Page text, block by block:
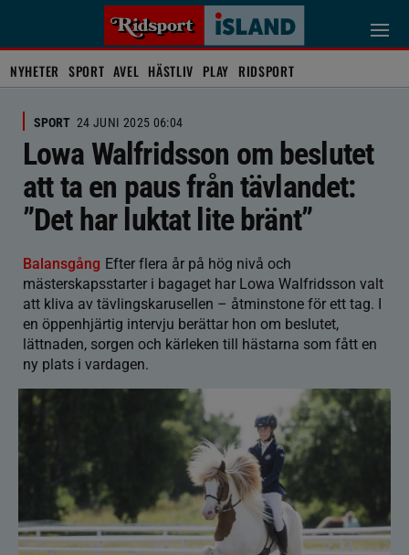
NYHETER SPORT AVEL HÄSTLIV PLAY RIDSPORT
SPORT 24 JUNI 2025 06:04
Lowa Walfridsson om beslutet
att ta en paus från tävlandet:
”Det har luktat lite bränt”
Balansgång Efter flera år på hög nivå och
mästerskapsstarter i bagaget har Lowa Walfridsson valt
att kliva av tävlingskarusellen – åtminstone för ett tag. I
en öppenhjärtig intervju berättar hon om beslutet,
lättnaden, sorgen och kärleken till hästarna som fått en
ny plats i vardagen.